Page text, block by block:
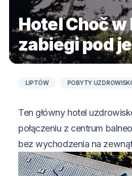
Hotel Choč
zabiegi pod
LIPTÓW POBYTY
Ten główny hotel
połączeniu z centrum
bez wychodzenia na